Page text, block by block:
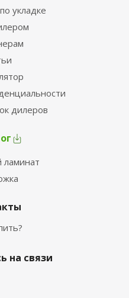
укладке
дилеров
ламинат
на связи